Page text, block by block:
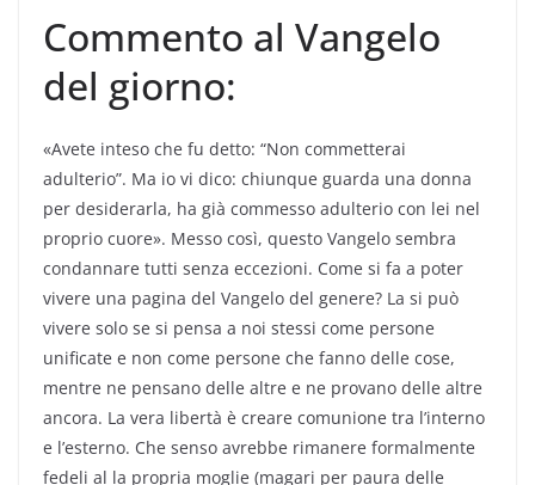
Commento al Vangelo
del giorno:
«Avete inteso che fu detto: “Non commetterai
adulterio”. Ma io vi dico: chiunque guarda una donna
per desiderarla, ha già commesso adulterio con lei nel
proprio cuore». Messo così, questo Vangelo sembra
condannare tutti senza eccezioni. Come si fa a poter
vivere una pagina del Vangelo del genere? La si può
vivere solo se si pensa a noi stessi come persone
unificate e non come persone che fanno delle cose,
mentre ne pensano delle altre e ne provano delle altre
ancora. La vera libertà è creare comunione tra l’interno
e l’esterno. Che senso avrebbe rimanere formalmente
fedeli al la propria moglie (magari per paura delle